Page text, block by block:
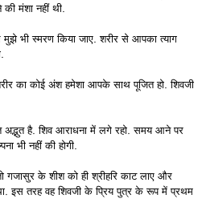
कीमंशानहींथी.
मुझेभीस्मरणकियाजाए.शरीरसे आपकात्याग
काकोईअंशहमेशा आपकेसाथपूजितहो.शिवजी
अद्भुतहै.शिवआराधनामेंलगेरहो.समयआनेपर
भीनहींकीहोगी.
गजासुरकेशीशकोहीश्रीहरिकाटलाए और
इसतरहवहशिवजीकेप्रियपुत्रकेरूपमेंप्रथम